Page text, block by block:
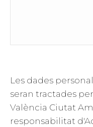
Les dades
seran tractades
València Ciutat
responsabilitat